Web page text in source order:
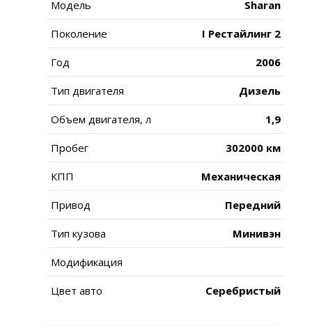
Модель Sharan
Поколение I Рестайлинг 2
Год 2006
Тип двигателя Дизель
Объем двигателя, л 1,9
Пробег 302000 км
КПП Механическая
Привод Передний
Тип кузова Минивэн
Модификация
Цвет авто Серебристый